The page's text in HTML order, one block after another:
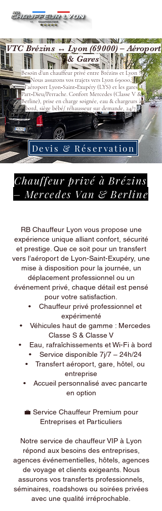
VTC Brézins ↔ Lyon (69000) – Aéroport
& Gares
Besoin d’un chauffeur privé entre Brézins et Lyon ?
Nous assurons vos trajets vers Lyon 69000,
l’aéroport Lyon‑Saint‑Exupéry (LYS) et les gares
Part‑Dieu/Perrache. Confort Mercedes (Classe V &
Berline), prise en charge soignée, eau & chargeurs à
bord, siège bébé/ réhausseur sur demande, 24/7.
Devis & Réservation
Chauffeur privé à Brézins
– Mercedes Van & Berline
RB Chauffeur Lyon vous propose une
expérience unique alliant confort, sécurité
et prestige. Que ce soit pour un transfert
vers l’aéroport de Lyon-Saint-Exupéry, une
mise à disposition pour la journée, un
déplacement professionnel ou un
événement privé, chaque détail est pensé
pour votre satisfaction.
• Chauffeur privé professionnel et
expérimenté
• Véhicules haut de gamme : Mercedes
Classe S & Classe V
• Eau, rafraîchissements et Wi-Fi à bord
• Service disponible 7j/7 – 24h/24
• Transfert aéroport, gare, hôtel, ou
entreprise
• Accueil personnalisé avec pancarte
en option
💼 Service Chauffeur Premium pour
Entreprises et Particuliers
Notre service de chauffeur VIP à Lyon
répond aux besoins des entreprises,
agences événementielles, hôtels, agences
de voyage et clients exigeants. Nous
assurons vos transferts professionnels,
séminaires, roadshows ou soirées privées
avec une qualité irréprochable.